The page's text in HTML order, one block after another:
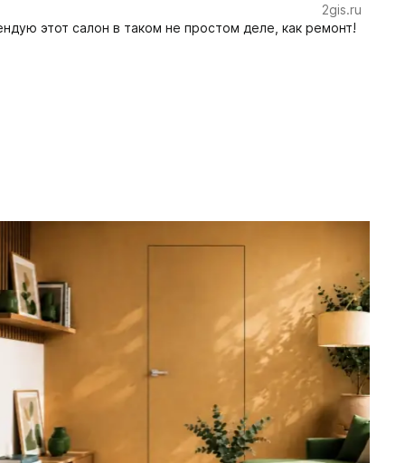
2gis.ru
этот салон в таком не простом деле, как ремонт!